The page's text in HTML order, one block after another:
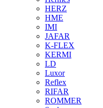
HERZ
HME
IMI
JAFAR
K-FLEX
KERMI
LD
Luxor
Reflex
RIFAR
ROMMER